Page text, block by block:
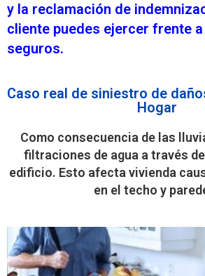
y la reclamación de
cliente puedes ejercer frente
seguros.
Caso real de siniestro de
Hogar
Como consecuencia de las
filtraciones de agua a través
edificio. Esto afecta vivienda
en el techo y